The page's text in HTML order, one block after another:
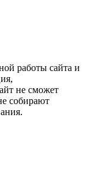
работы сайта и
не сможет
собирают